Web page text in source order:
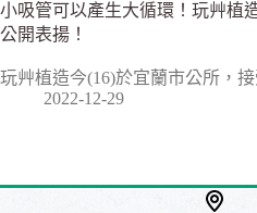
小吸管可以產生大循環！玩艸植
公開表揚！
玩艸植造今(16)於宜蘭市公所，
2022-12-29